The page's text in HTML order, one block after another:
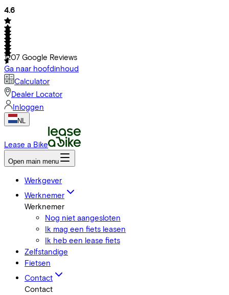
4.6
1207 Google Reviews
Ga naar hoofdinhoud
Calculator
Dealer Locator
Inloggen
NL
Lease a Bike
Open main menu
Werkgever
Werknemer
Werknemer
Nog niet aangesloten
Ik mag een fiets leasen
Ik heb een lease fiets
Zelfstandige
Fietsen
Contact
Contact